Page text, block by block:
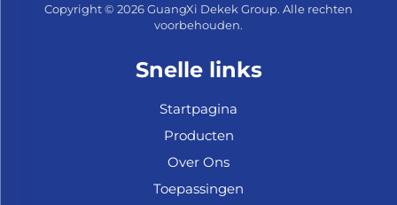
Copyright © 2026 GuangXi Dekek Group. Alle rechten
voorbehouden.
Snelle links
Startpagina
Producten
Over Ons
Toepassingen